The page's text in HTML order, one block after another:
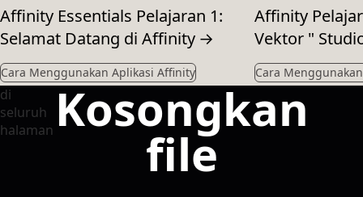
Affinity Essentials Pelajaran 1:
Selamat Datang di Affinity →
Cara Menggunakan Aplikasi Affinity
Affinity
Vektor "
Cara
Kosongkan
file